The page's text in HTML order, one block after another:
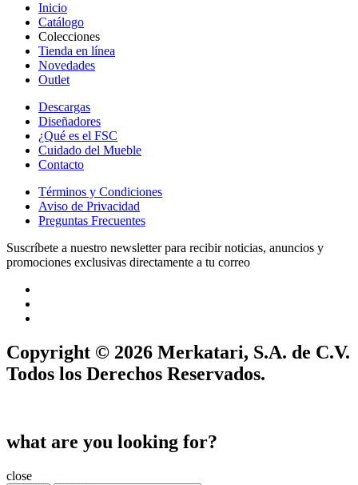
Inicio
Catálogo
Colecciones
Tienda en línea
Novedades
Outlet
Descargas
Diseñadores
¿Qué es el FSC
Cuidado del Mueble
Contacto
Términos y Condiciones
Aviso de Privacidad
Preguntas Frecuentes
Suscríbete a nuestro newsletter para recibir noticias, anuncios y
promociones exclusivas directamente a tu correo
Copyright © 2026 Merkatari, S.A. de C.V.
Todos los Derechos Reservados.
what are you looking for?
close